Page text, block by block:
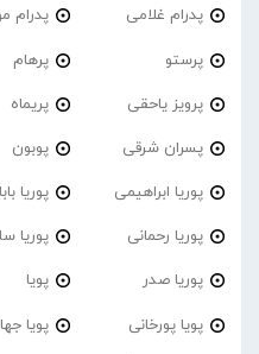
پدرام غلامی پدرام
پرستو پرهام
پرویز یاحقی پریماه
پسران شرقی پوبون
پوریا ابراهیمی پوریا
پوریا رحمانی پوریا
پوریا صدر پویا
پویا پورخانی پویا